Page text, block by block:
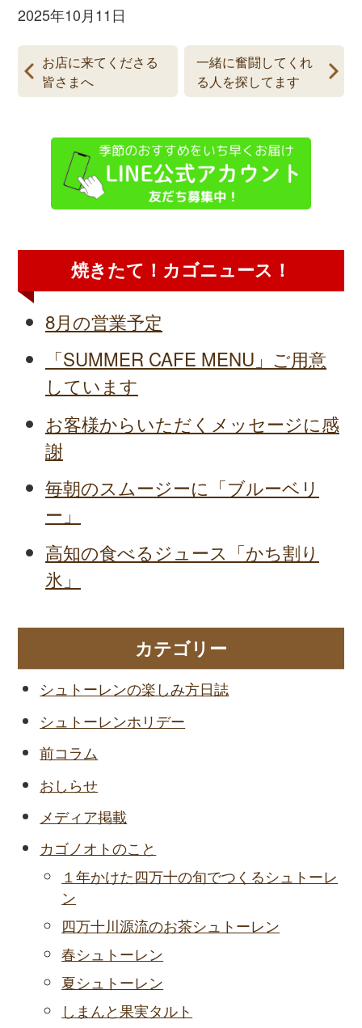
2025年10月11日
お店に来てくださる
皆さまへ
一緒に奮闘してくれ
る人を探してます
焼きたて！カゴニュース！
8月の営業予定
「SUMMER CAFE MENU」ご用意
しています
お客様からいただくメッセージに感
謝
毎朝のスムージーに「ブルーベリ
ー」
高知の食べるジュース「かち割り
氷」
カテゴリー
シュトーレンの楽しみ方日誌
シュトーレンホリデー
前コラム
おしらせ
メディア掲載
カゴノオトのこと
１年かけた四万十の旬でつくるシュトーレ
ン
四万十川源流のお茶シュトーレン
春シュトーレン
夏シュトーレン
しまんと果実タルト